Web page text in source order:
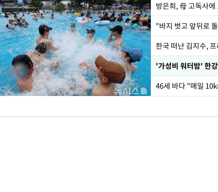
방은희, 母 고독사
한국 떠난 김지수,